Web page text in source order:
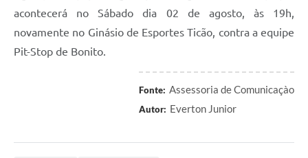
acontecerá no Sábado dia 02 de agosto, às 19h,
novamente no Ginásio de Esportes Ticão, contra a equipe
Pit-Stop de Bonito.
Fonte: Assessoria de Comunicaçào
Autor: Everton Junior